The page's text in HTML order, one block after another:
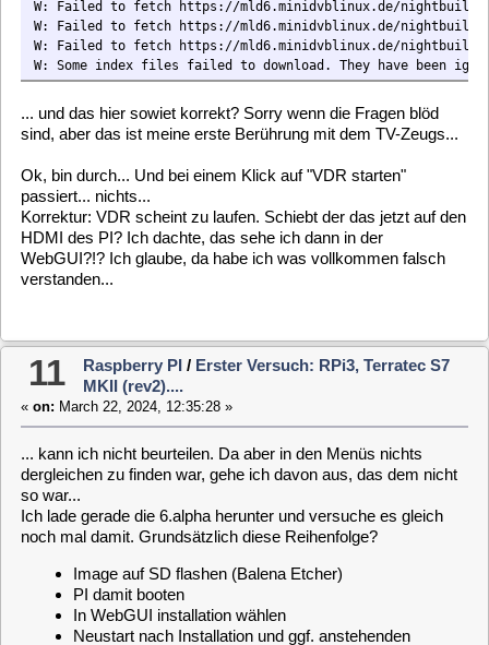
12 Raspberry PI/Erster Versuch: RPi3, Terratec S7
MKII (rev2)....
on:March 22, 2024, 12:26:12 »
Moin allerseits...
... ich hatte die 5.4 NetInstall benutzt, von daher war das wohl
korrekt, oder?
In der Zwischenzeit habe ich mal ein schlichtes PiOS installiert
(2024-03-12-raspios-bullseye-armhf-lite.img.xz) und versucht,
das Teil dort irgendwie zu verheiraten. Trotz Download des
wohl korrekten Treibers (https://github.com/OpenELEC/dvb-
firmware/blob/master/firmware/dvb-usb-az6027-03.fw),
kopieren desselben nach /lib/firmware und Neustart erhalte ich
bei dmesg trotzdem noch folgendes:
[ 9.523769] dvb-usb: firmware download failed at 17103 with -22
[ 9.523931] dvb_usb_az6027: probe of 1-1.3:1.0 failed with error -22
[ 9.524392] usbcore: registered new interface driver dvb_usb_az6027
Habe auch noch mal ein paar ähnliche Treiber zur Verfügung
13 Raspberry PI/Erster Versuch: RPi3, Terratec S7
«on: March 22, 2024, 09:20:53 »
ich möchte/will den Thread
https://www.minidvblinux.de/forum/index.php/topic,9802.0.html
nicht kapern und generiere daher lieber einen neuen Thread
dazu...